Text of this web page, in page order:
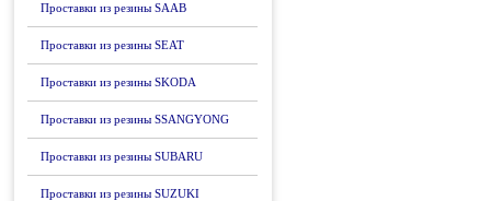
Проставки из резины SAAB
Проставки из резины SEAT
Проставки из резины SKODA
Проставки из резины SSANGYONG
Проставки из резины SUBARU
Проставки из резины SUZUKI